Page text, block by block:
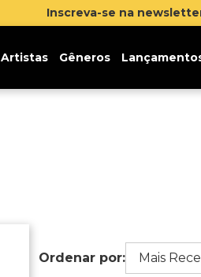
Inscreva-se na
Artistas Gêneros
Mais